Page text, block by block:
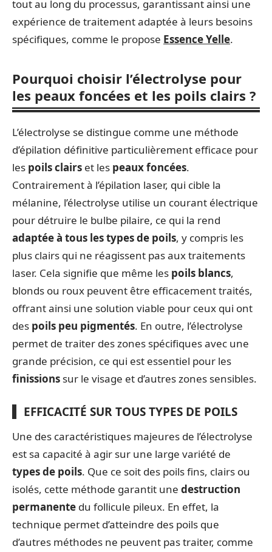
tout au long du processus, garantissant ainsi une
expérience de traitement adaptée à leurs besoins
spécifiques, comme le propose Essence Yelle.
Pourquoi choisir l’électrolyse pour
les peaux foncées et les poils clairs ?
L’électrolyse se distingue comme une méthode
d’épilation définitive particulièrement efficace pour
les poils clairs et les peaux foncées.
Contrairement à l’épilation laser, qui cible la
mélanine, l’électrolyse utilise un courant électrique
pour détruire le bulbe pilaire, ce qui la rend
adaptée à tous les types de poils, y compris les
plus clairs qui ne réagissent pas aux traitements
laser. Cela signifie que même les poils blancs,
blonds ou roux peuvent être efficacement traités,
offrant ainsi une solution viable pour ceux qui ont
des poils peu pigmentés. En outre, l’électrolyse
permet de traiter des zones spécifiques avec une
grande précision, ce qui est essentiel pour les
finissions sur le visage et d’autres zones sensibles.
EFFICACITÉ SUR TOUS TYPES DE POILS
Une des caractéristiques majeures de l’électrolyse
est sa capacité à agir sur une large variété de
types de poils. Que ce soit des poils fins, clairs ou
isolés, cette méthode garantit une destruction
permanente du follicule pileux. En effet, la
technique permet d’atteindre des poils que
d’autres méthodes ne peuvent pas traiter, comme